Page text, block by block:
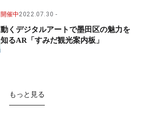
開催中2022.07.30
動くデジタルアートで墨田区の魅力を
知るAR「すみだ観光案内板」
もっと見る